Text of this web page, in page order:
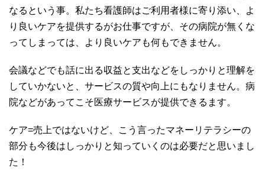
なるという事。私たち看護師はご利用者様に寄り添い、よ
り良いケアを提供するがお仕事ですが、その病院が無くな
ってしまっては、より良いケアも何もできません。
会議などでも話に出る収益と支出などをしっかりと理解を
していかないと、サービスの質や向上にもなりません。病
院などがあってこそ医療サービスが提供できるます。
ケア=売上ではないけど、こう言ったマネーリテラシーの
部分も今後はしっかりと知っていくのは必要だと思いまし
た！